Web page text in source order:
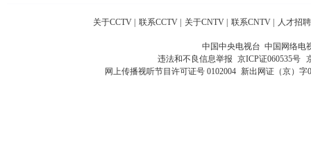
关于CCTV | 联系CCTV | 关于CNTV | 联系CNTV | 人才招聘
中国中央电视台 中国网络电
违法和不良信息举报 京ICP证060535号
网上传播视听节目许可证号 0102004 新出网证（京）